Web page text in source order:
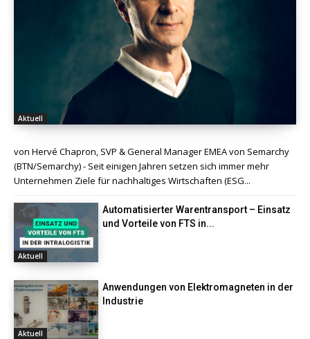
Aktuell
von Hervé Chapron, SVP & General Manager EMEA von Semarchy
(BTN/Semarchy) - Seit einigen Jahren setzen sich immer mehr
Unternehmen Ziele für nachhaltiges Wirtschaften (ESG...
Aktuell
Automatisierter Warentransport – Einsatz
und Vorteile von FTS in...
Aktuell
Anwendungen von Elektromagneten in der
Industrie